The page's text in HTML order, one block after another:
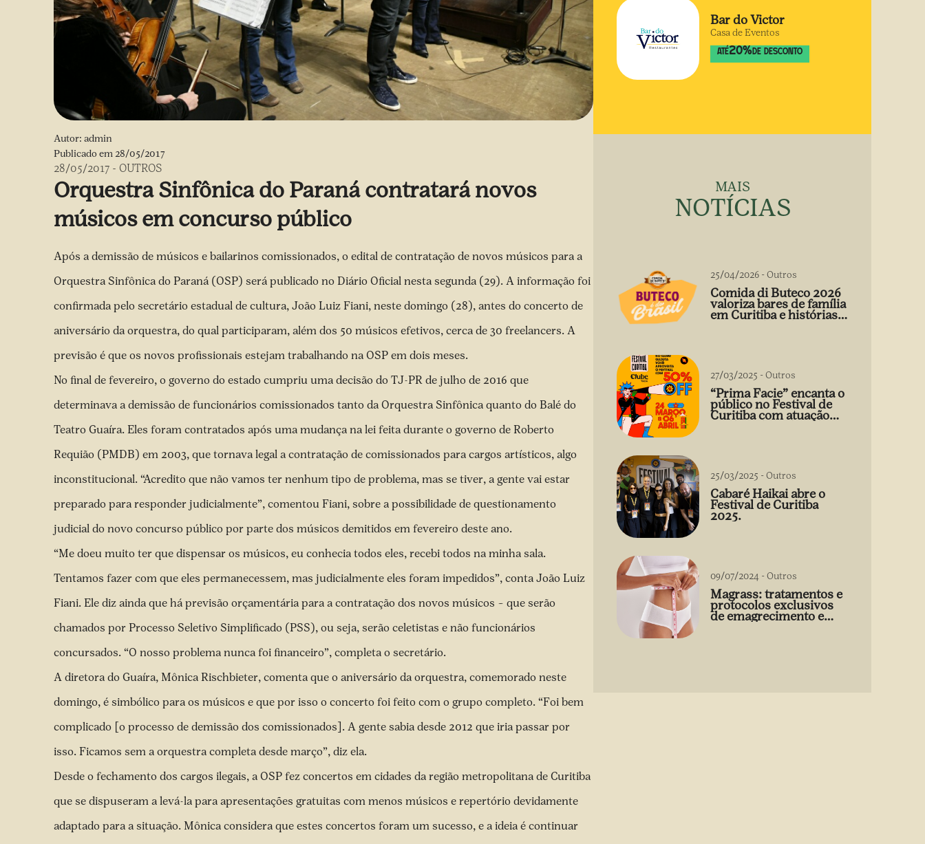
Autor: admin
Publicado em28/05/2017
28/05/2017 - OUTROS
Orquestra Sinfônica do Paraná contratará novos
músicos em concurso público
Após a demissão de músicos e bailarinos comissionados, o edital de contratação de novos músicos para a
Orquestra Sinfônica do Paraná (OSP) será publicado no Diário Oficial nesta segunda (29). A informação foi
confirmada pelo secretário estadual de cultura, João Luiz Fiani, neste domingo (28), antes do concerto de
aniversário da orquestra, do qual participaram, além dos 50 músicos efetivos, cerca de 30 freelancers. A
previsão é que os novos profissionais estejam trabalhando na OSP em dois meses.
No final de fevereiro, o governo do estado cumpriu uma decisão do TJ-PR de julho de 2016 que
determinava a demissão de funcionários comissionados tanto da Orquestra Sinfônica quanto do Balé do
Teatro Guaíra. Eles foram contratados após uma mudança na lei feita durante o governo de Roberto
Requião (PMDB) em 2003, que tornava legal a contratação de comissionados para cargos artísticos, algo
inconstitucional. “Acredito que não vamos ter nenhum tipo de problema, mas se tiver, a gente vai estar
preparado para responder judicialmente”, comentou Fiani, sobre a possibilidade de questionamento
judicial do novo concurso público por parte dos músicos demitidos em fevereiro deste ano.
“Me doeu muito ter que dispensar os músicos, eu conhecia todos eles, recebi todos na minha sala.
Tentamos fazer com que eles permanecessem, mas judicialmente eles foram impedidos”, conta João Luiz
Fiani. Ele diz ainda que há previsão orçamentária para a contratação dos novos músicos – que serão
chamados por Processo Seletivo Simplificado (PSS), ou seja, serão celetistas e não funcionários
concursados. “O nosso problema nunca foi financeiro”, completa o secretário.
A diretora do Guaíra, Mônica Rischbieter, comenta que o aniversário da orquestra, comemorado neste
domingo, é simbólico para os músicos e que por isso o concerto foi feito com o grupo completo. “Foi bem
complicado [o processo de demissão dos comissionados]. A gente sabia desde 2012 que iria passar por
isso. Ficamos sem a orquestra completa desde março”, diz ela.
Desde o fechamento dos cargos ilegais, a OSP fez concertos em cidades da região metropolitana de Curitiba
que se dispuseram a levá-la para apresentações gratuitas com menos músicos e repertório devidamente
adaptado para a situação. Mônica considera que estes concertos foram um sucesso, e a ideia é continuar
Bar do Victor
Casa de Eventos
ATÉ20%DE DESCONTO
MAIS
NOTÍCIAS
25/04/2026 -Outros
Comida di Buteco 2026
valoriza bares de família
em Curitiba e histórias
27/03/2025 -Outros
“Prima Facie” encanta o
público no Festival de
Curitiba com atuação
arrebatadora de Débora
25/03/2025 -Outros
Cabaré Haikai abre o
Festival de Curitiba
2025.
09/07/2024 -Outros
Magrass: tratamentos e
protocolos exclusivos
de emagrecimento e
estética sem uso de